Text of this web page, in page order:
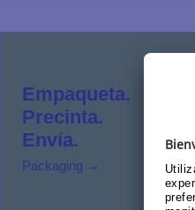
Empaqueta.
Precinta.
Envía.
Packaging →